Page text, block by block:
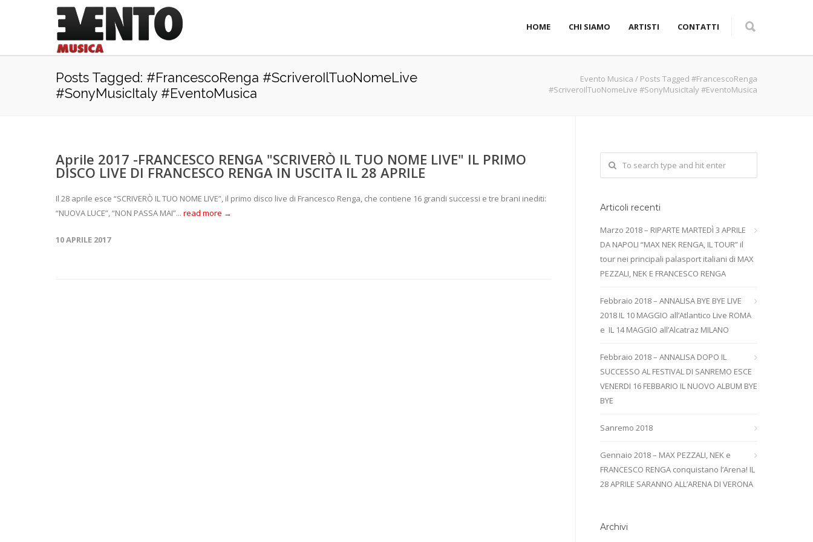
HOME CHI SIAMO ARTISTI CONTATTI
Posts Tagged: #FrancescoRenga #ScriveroIlTuoNomeLive
#SonyMusicItaly #EventoMusica
Evento Musica / Posts Tagged #FrancescoRenga
#ScriveroIlTuoNomeLive #SonyMusicItaly #EventoMusica
Aprile 2017 -FRANCESCO RENGA "SCRIVERÒ IL TUO NOME LIVE" IL PRIMO
DISCO LIVE DI FRANCESCO RENGA IN USCITA IL 28 APRILE
Il 28 aprile esce “SCRIVERÒ IL TUO NOME LIVE”, il primo disco live di Francesco Renga, che contiene 16 grandi successi e tre brani inediti:
“NUOVA LUCE”, “NON PASSA MAI”... read more →
10 APRILE 2017
Articoli recenti
Marzo 2018 – RIPARTE MARTEDÌ 3 APRILE
DA NAPOLI “MAX NEK RENGA, IL TOUR” il
tour nei principali palasport italiani di MAX
PEZZALI, NEK E FRANCESCO RENGA
Febbraio 2018 – ANNALISA BYE BYE LIVE
2018 IL 10 MAGGIO all’Atlantico Live ROMA
e IL 14 MAGGIO all’Alcatraz MILANO
Febbraio 2018 – ANNALISA DOPO IL
SUCCESSO AL FESTIVAL DI SANREMO ESCE
VENERDI 16 FEBBARIO IL NUOVO ALBUM BYE
BYE
Sanremo 2018
Gennaio 2018 – MAX PEZZALI, NEK e
FRANCESCO RENGA conquistano l’Arena! IL
28 APRILE SARANNO ALL’ARENA DI VERONA
Archivi